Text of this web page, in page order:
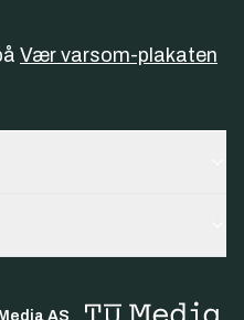
Vær varsom-plakaten
AS